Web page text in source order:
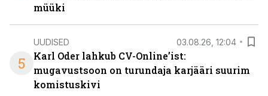
müüki
5
UUDISED 03.08.26, 12:04
Karl Oder lahkub CV-Online’ist:
mugavustsoon on turundaja karjääri suurim
komistuskivi